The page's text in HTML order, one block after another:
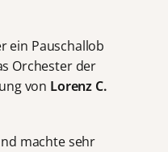
ein Pauschallob
Orchester der
von Lorenz C.
machte sehr